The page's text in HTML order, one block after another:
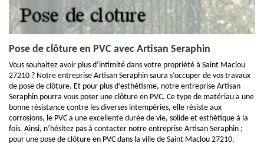
Pose de clôture en PVC avec Artisan Seraphin
Vous souhaitez avoir plus d’intimité dans votre propriété à Saint Maclou
27210 ? Notre entreprise Artisan Seraphin saura s’occuper de vos travaux
de pose de clôture. Et pour plus d’esthétisme, notre entreprise Artisan
Seraphin pourra vous poser une clôture en PVC. Ce type de matériau a une
bonne résistance contre les diverses intempéries, elle résiste aux
corrosions, le PVC a une excellente durée de vie, solide et esthétique à la
fois. Ainsi, n’hésitez pas à contacter notre entreprise Artisan Seraphin ;
pour une pose de clôture en PVC dans la ville de Saint Maclou 27210.